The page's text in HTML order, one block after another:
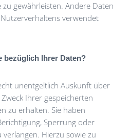
gewährleisten. Andere Daten
verwendet
bezüglich Ihrer Daten?
unentgeltlich Auskunft über
Ihrer gespeicherten
zu erhalten. Sie haben
Sperrung oder
Hierzu sowie zu